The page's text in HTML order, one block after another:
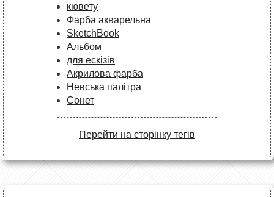
кювету
Фарба акварельна
SketchBook
Альбом
для ескізів
Акрилова фарба
Невська палітра
Сонет
Перейти на сторінку тегів